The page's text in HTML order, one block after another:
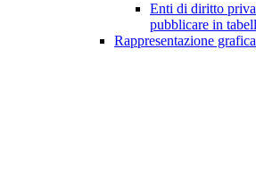
Enti di diritto
pubblicare in
Rappresentazione grafica